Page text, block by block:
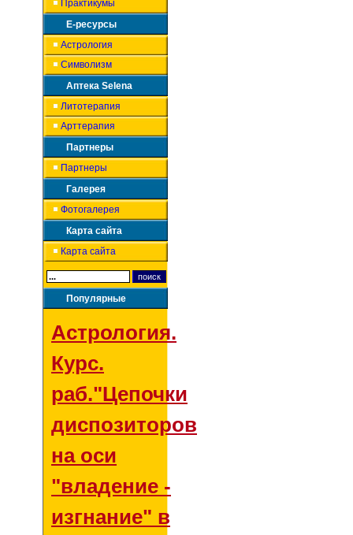
Практикумы
Е-ресурсы
Астрология
Символизм
Аптека Selena
Литотерапия
Арттерапия
Партнеры
Партнеры
Галерея
Фотогалерея
Карта сайта
Карта сайта
Популярные
Астрология.
Курс.
раб."Цепочки
диспозиторов
на оси
"владение -
изгнание" в